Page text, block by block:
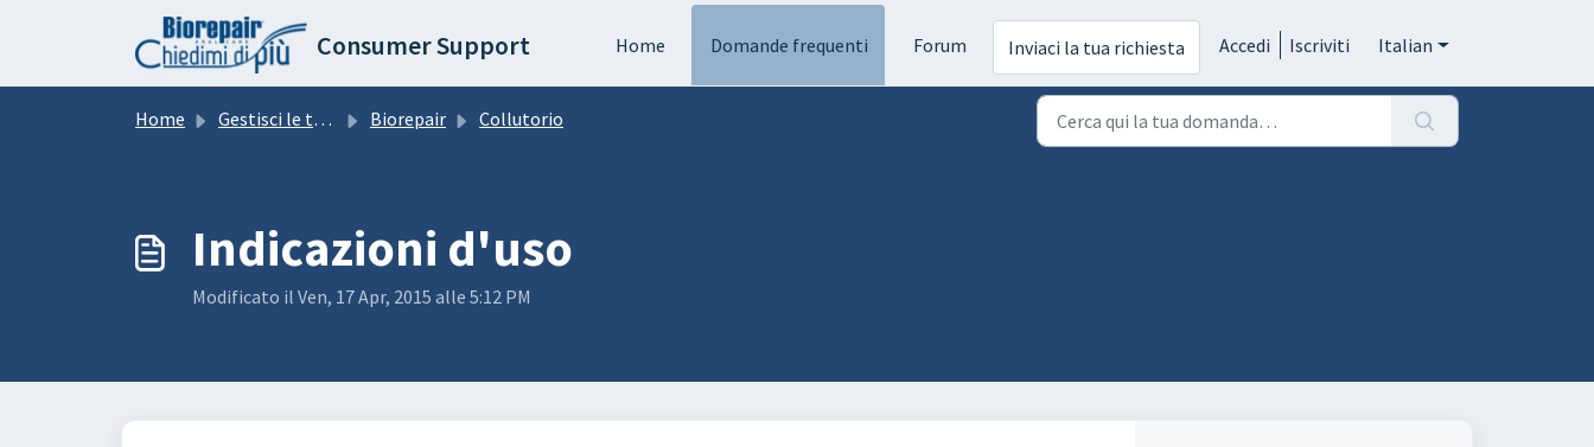
Salta al contenuto principale
Consumer Support Home Domande frequenti Forum Inviaci la tua richiesta Accedi Iscriviti Italian
Home Gestisci le tue richieste Biorepair Collutorio
Indicazioni d'uso
Modificato il Ven, 17 Apr, 2015 alle 5:12 PM